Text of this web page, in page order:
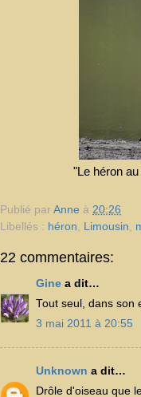
"Le héron
Publié par Anne à 20:26
Libellés : héron Limousin
22 commentaires:
Gine a dit…
Tout seul, dans son
3 mai 2011 à 20:55
Unknown a dit…
Drôle d'oiseau que